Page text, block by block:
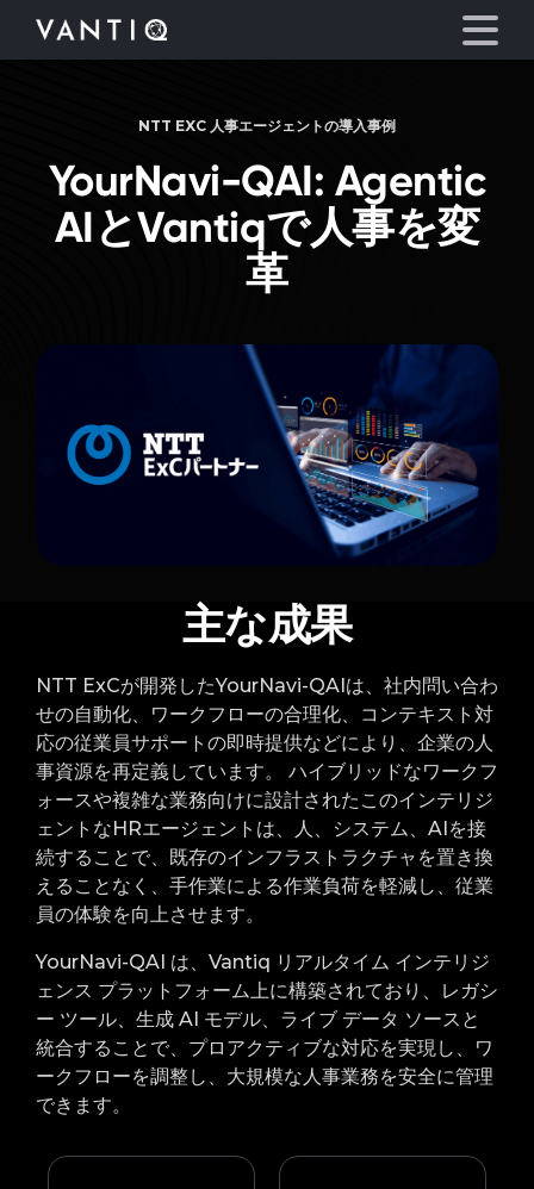
事業内容
お役立ち情報
会社情報
言語
NTT EXC 人事エージェントの導入事例
YourNavi-QAI: Agentic
AIとVantiqで人事を変
革
主な成果
NTT ExCが開発したYourNavi-QAIは、社内問い合わ
せの自動化、ワークフローの合理化、コンテキスト対
応の従業員サポートの即時提供などにより、企業の人
事資源を再定義しています。 ハイブリッドなワークフ
ォースや複雑な業務向けに設計されたこのインテリジ
ェントなHRエージェントは、人、システム、AIを接
続することで、既存のインフラストラクチャを置き換
えることなく、手作業による作業負荷を軽減し、従業
員の体験を向上させます。
YourNavi-QAI は、Vantiq リアルタイム インテリジ
ェンス プラットフォーム上に構築されており、レガシ
ー ツール、生成 AI モデル、ライブ データ ソースと
統合することで、プロアクティブな対応を実現し、ワ
ークフローを調整し、大規模な人事業務を安全に管理
できます。